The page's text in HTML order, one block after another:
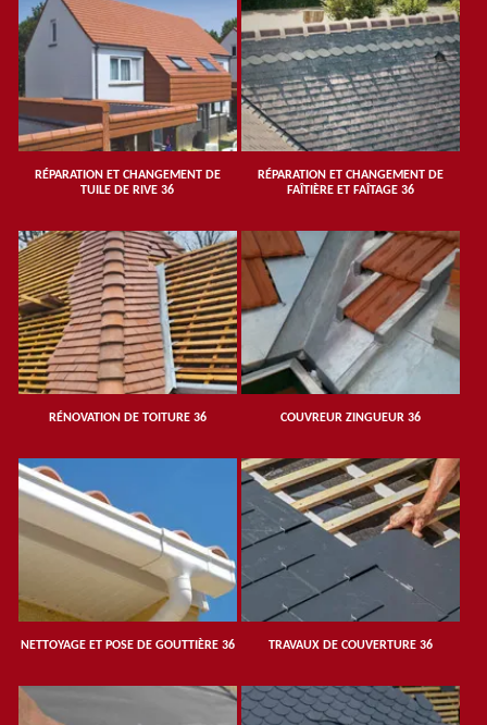
RÉPARATION ET CHANGEMENT DE
TUILE DE RIVE 36
RÉPARATION ET CHANGEMENT DE
FAÎTIÈRE ET FAÎTAGE 36
RÉNOVATION DE TOITURE 36 COUVREUR ZINGUEUR 36
NETTOYAGE ET POSE DE GOUTTIÈRE 36 TRAVAUX DE COUVERTURE 36